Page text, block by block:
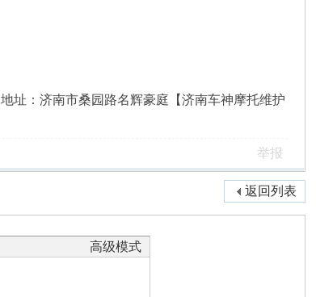
址：济南市桑园路名辉豪庭【济南车神摩托维护
举报
返回列表
高级模式